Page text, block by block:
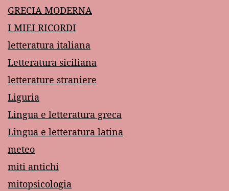
GRECIA MODERNA
I MIEI RICORDI
letteratura italiana
Letteratura siciliana
letterature straniere
Liguria
Lingua e letteratura greca
Lingua e letteratura latina
meteo
miti antichi
mitopsicologia